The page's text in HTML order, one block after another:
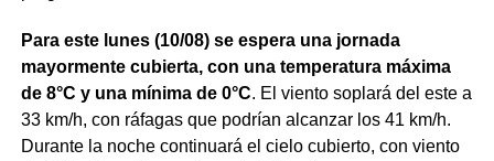
Para este lunes (10/08) se espera una jornada
mayormente cubierta, con una temperatura máxima
de 8°C y una mínima de 0°C. El viento soplará del este a
33 km/h, con ráfagas que podrían alcanzar los 41 km/h.
Durante la noche continuará el cielo cubierto, con viento